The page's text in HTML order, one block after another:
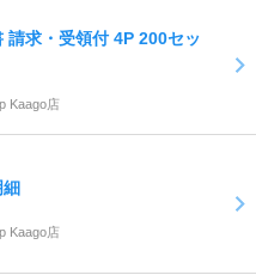
請求・受領付 4P 200セッ
Kaago店
細
Kaago店